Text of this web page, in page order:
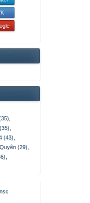
(43)
(29)